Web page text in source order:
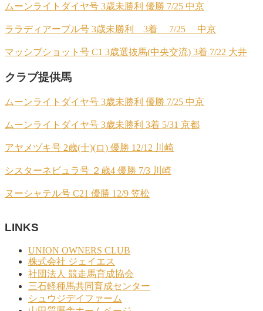
ムーンライトダイヤ号 3歳未勝利 優勝 7/25 中京
ララディアーブル号 3歳未勝利 3着 7/25 中京
マッシブショット号 C1 3歳選抜馬(中央交流) 3着 7/22 大井
クラブ提供馬
ムーンライトダイヤ号 3歳未勝利 優勝 7/25 中京
ムーンライトダイヤ号 3歳未勝利 3着 5/31 京都
アヤメヅキ号 2歳(十)(ロ) 優勝 12/12 川崎
シスターネビュラ号 ２歳4 優勝 7/3 川崎
ヌーシャテル号 C21 優勝 12/9 笠松
LINKS
UNION OWNERS CLUB
株式会社 ジェイエス
社団法人 競走馬育成協会
三石軽種馬共同育成センター
シュウジデイファーム